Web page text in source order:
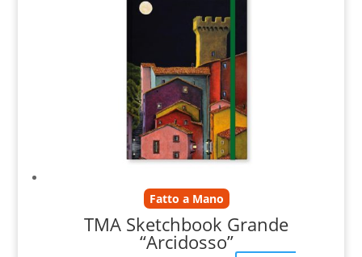
Fatto a Mano
TMA Sketchbook Grande
“Arcidosso”